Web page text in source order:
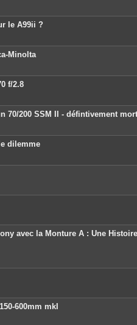
le A99ii ?
Minolta
f/2.8
70/200 SSM II - défintivement
dilemme
avec la Monture A : Une
600mm mkI